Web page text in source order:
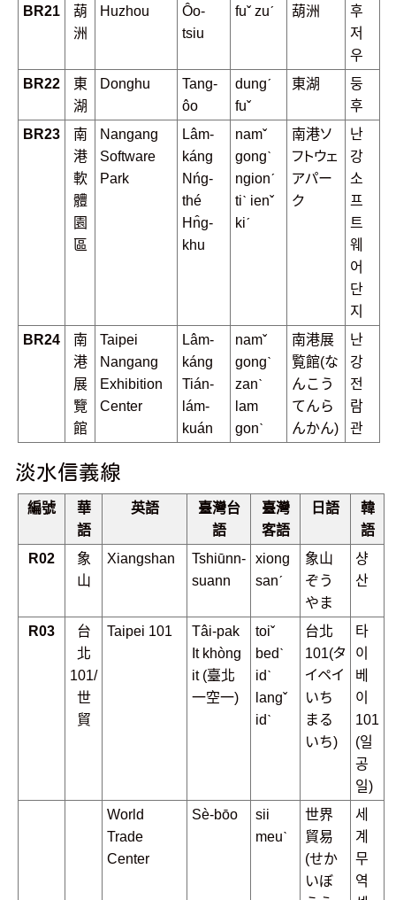
BR21
葫
洲
Huzhou
Ôo-
tsiu
fuˇ zuˊ 葫洲
후
저
우
BR22
東
湖
Donghu
Tang-
ôo
dungˊ
fuˇ
東湖
둥
후
BR23
南
港
軟
體
園
區
Nangang
Software
Park
Lâm-
káng
Nńg-
thé
Hn̂g-
khu
namˇ
gongˋ
ngionˊ
tiˋ ienˇ
kiˊ
南港ソ
フトウェ
アパー
ク
난
강
소
프
트
웨
어
단
지
BR24
南
港
展
覽
館
Taipei
Nangang
Exhibition
Center
Lâm-
káng
Tián-
lám-
kuán
namˇ
gongˋ
zanˋ
lam
gonˋ
南港展
覧館(な
んこう
てんら
んかん)
난
강
전
람
관
淡水信義線
編號
華
語
英語
臺灣台
語
臺灣
客語
日語
韓
語
R02
象
山
Xiangshan
Tshiūnn-
suann
xiong
sanˊ
象山
ぞう
やま
샹
산
R03
台
北
101/
世
貿
Taipei 101
Tâi-pak
It khòng
it (臺北
一空一)
toiˇ
bedˋ
idˋ
langˇ
idˋ
台北
101(タ
イペイ
いち
まる
いち)
타
이
베
이
101
(일
공
일)
World
Trade
Center
Sè-bōo
sii
meuˋ
世界
貿易
(せか
いぼ
세
계
무
역